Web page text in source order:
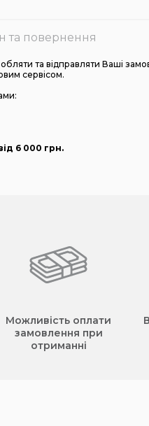
та повернення
та відправляти Ваші
сервісом.
6 000 грн.
Можливість оплати
замовлення при
отриманні